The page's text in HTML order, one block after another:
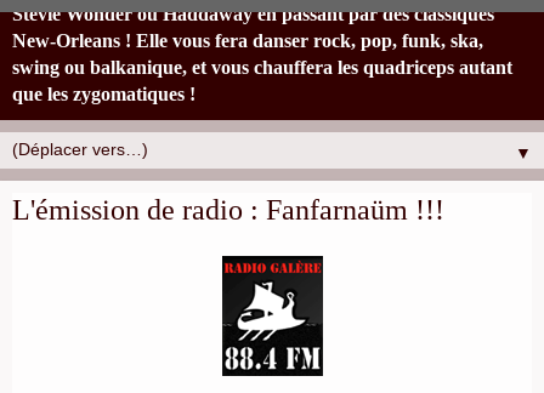
Stevie Wonder ou Haddaway en passant par des classiques
New-Orleans ! Elle vous fera danser rock, pop, funk, ska,
swing ou balkanique, et vous chauffera les quadriceps autant
que les zygomatiques !
▼
L'émission de radio : Fanfarnaüm !!!